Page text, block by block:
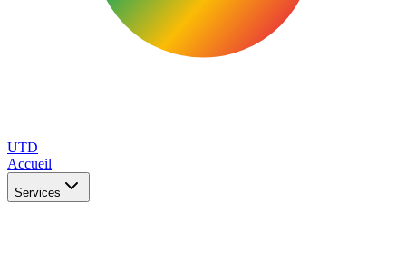
UTD
Accueil
Services